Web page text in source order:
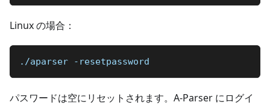
Linux の場合：
./aparser -resetpassword
パスワードは空にリセットされます。A-Parser にログイ